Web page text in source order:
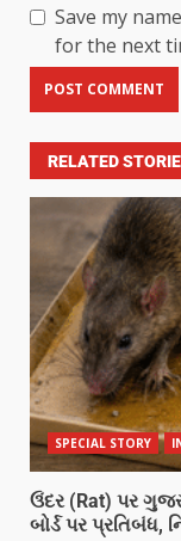
Save my
for the next
RELATED
SPECIAL STORY
ઉંદર (Rat) પર
બોર્ડ પર પ્રતિબંધ,